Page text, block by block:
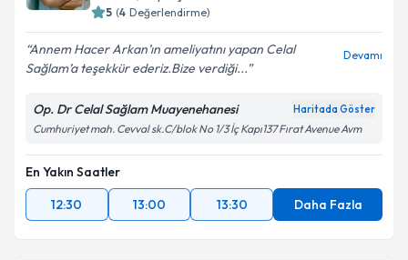
5 (4 Değerlendirme)
Annem Hacer Arkan’ın ameliyatını yapan Celal
Sağlam’a teşekkür ederiz.Bize verdiği...
Devamı
Op. Dr Celal Sağlam Muayenehanesi Haritada Göster
Cumhuriyet mah. Cevval sk.C/blok No 1/3 İç Kapı137 Fırat Avenue Avm
En Yakın Saatler
12:30
13:00 13:30 Daha Fazla